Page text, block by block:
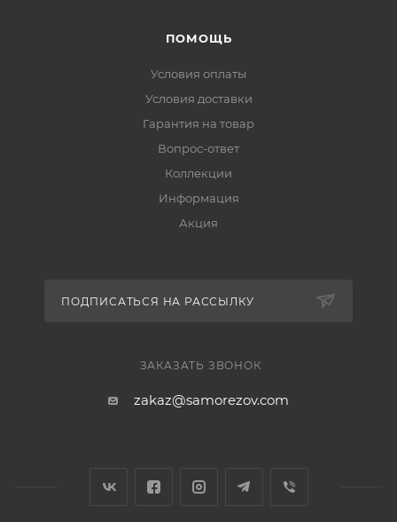
ПОМОЩЬ
Условия оплаты
Условия доставки
Гарантия на товар
Вопрос-ответ
Коллекции
Информация
Акция
ПОДПИСАТЬСЯ НА РАССЫЛКУ
ЗАКАЗАТЬ ЗВОНОК
zakaz@samorezov.com